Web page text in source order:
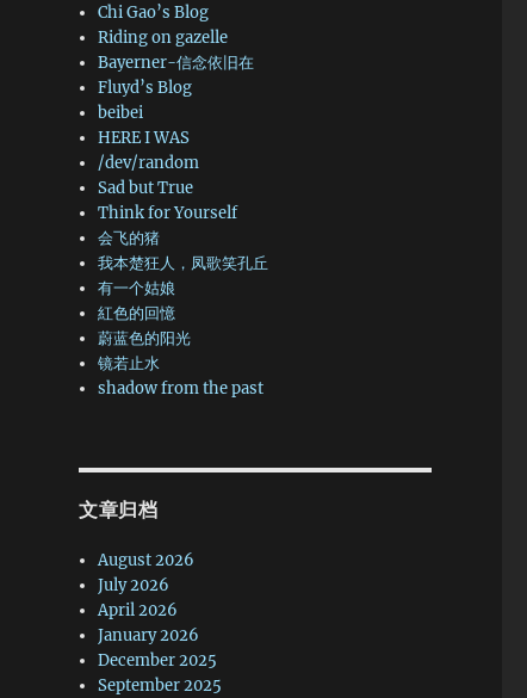
Chi Gao’s Blog
Riding on gazelle
Bayerner-信念依旧在
Fluyd’s Blog
beibei
HERE I WAS
/dev/random
Sad but True
Think for Yourself
会飞的猪
我本楚狂人，凤歌笑孔丘
有一个姑娘
紅色的回憶
蔚蓝色的阳光
镜若止水
shadow from the past
文章归档
August 2026
July 2026
April 2026
January 2026
December 2025
September 2025